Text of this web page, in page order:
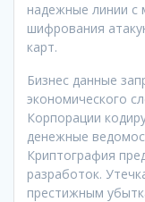
надежные линии с
шифрования
карт.
Бизнес данные
экономического
Корпорации
денежные
Криптография
разработок.
престижным